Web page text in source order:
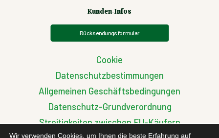
Kunden-Infos
Rücksendungsformular
Cookie
Datenschutzbestimmungen
Allgemeinen Geschäftsbedingungen
Datenschutz-Grundverordnung
Streitigkeiten zwischen EU-Käufern
Wir verwenden Cookies, um Ihnen die beste Erfahrung auf